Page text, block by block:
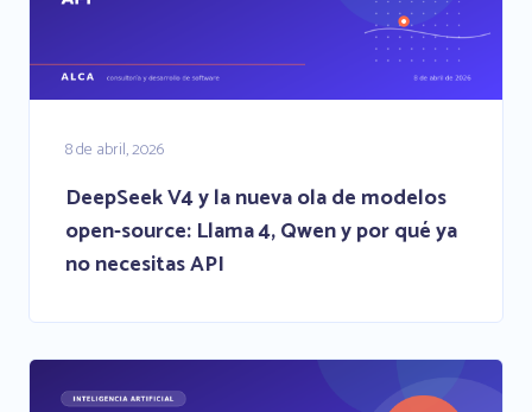
8 de abril, 2026
DeepSeek V4 y la nueva ola de modelos
open-source: Llama 4, Qwen y por qué ya
no necesitas API